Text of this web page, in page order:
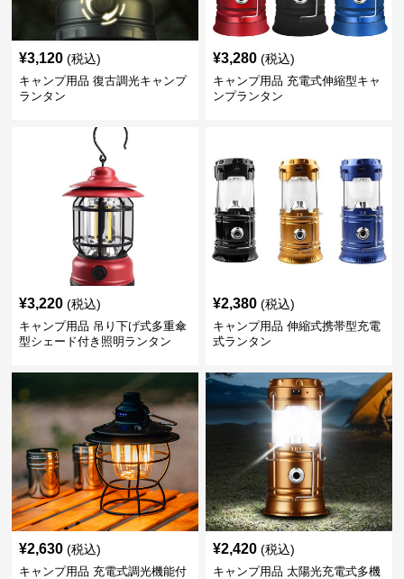
¥3,120 (税込)
キャンプ用品 復古調光キャンプ
ランタン
¥3,280 (税込)
キャンプ用品 充電式伸縮型キャ
ンプランタン
¥3,220 (税込)
キャンプ用品 吊り下げ式多重傘
型シェード付き照明ランタン
¥2,380 (税込)
キャンプ用品 伸縮式携帯型充電
式ランタン
¥2,630 (税込)
キャンプ用品 充電式調光機能付
¥2,420 (税込)
キャンプ用品 太陽光充電式多機